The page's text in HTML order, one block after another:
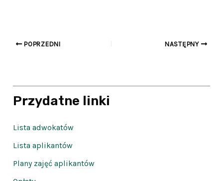
POPRZEDNI NASTĘPNY
Przydatne linki
Lista adwokatów
Lista aplikantów
Plany zajęć aplikantów